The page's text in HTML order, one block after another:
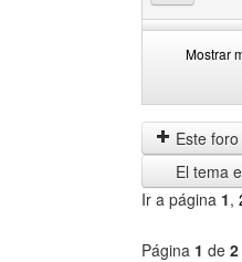
Mostrar
by
Este
El tema
Ir a página 1,
Página 1 de 2